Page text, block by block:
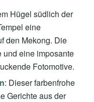
Hügel südlich der
eine
den Mekong. Die
eine imposante
Fotomotive.
: Dieser farbenfrohe
Gerichte aus der